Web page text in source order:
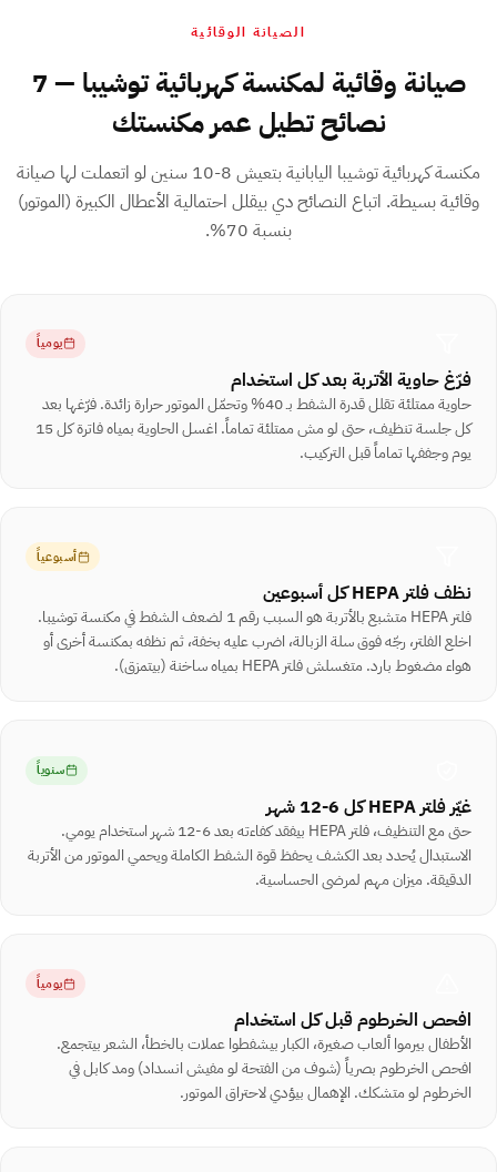
الصيانة الوقائية
صيانة وقائية لمكنسة كهربائية توشيبا — 7
نصائح تطيل عمر مكنستك
مكنسة كهربائية توشيبا اليابانية بتعيش 8-10 سنين لو اتعملت لها صيانة
وقائية بسيطة. اتباع النصائح دي بيقلل احتمالية الأعطال الكبيرة (الموتور)
بنسبة 70%.
يومياً
فرّغ حاوية الأتربة بعد كل استخدام
حاوية ممتلئة تقلل قدرة الشفط بـ 40% وتحمّل الموتور حرارة زائدة. فرّغها بعد
كل جلسة تنظيف، حتى لو مش ممتلئة تماماً. اغسل الحاوية بمياه فاترة كل 15
يوم وجففها تماماً قبل التركيب.
أسبوعياً
نظف فلتر HEPA كل أسبوعين
فلتر HEPA متشبع بالأتربة هو السبب رقم 1 لضعف الشفط في مكنسة توشيبا.
اخلع الفلتر، رجّه فوق سلة الزبالة، اضرب عليه بخفة، ثم نظفه بمكنسة أخرى أو
هواء مضغوط بارد. متغسلش فلتر HEPA بمياه ساخنة (بيتمزق).
سنوياً
غيّر فلتر HEPA كل 6-12 شهر
حتى مع التنظيف، فلتر HEPA بيفقد كفاءته بعد 6-12 شهر استخدام يومي.
الاستبدال يُحدد بعد الكشف يحفظ قوة الشفط الكاملة ويحمي الموتور من الأتربة
الدقيقة. ميزان مهم لمرضى الحساسية.
يومياً
افحص الخرطوم قبل كل استخدام
الأطفال بيرموا ألعاب صغيرة، الكبار بيشفطوا عملات بالخطأ، الشعر بيتجمع.
افحص الخرطوم بصرياً (شوف من الفتحة لو مفيش انسداد) ومد كابل في
الخرطوم لو متشكك. الإهمال بيؤدي لاحتراق الموتور.